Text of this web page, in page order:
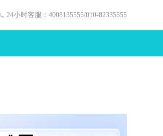
24小时客服：4008135555/010-82335555